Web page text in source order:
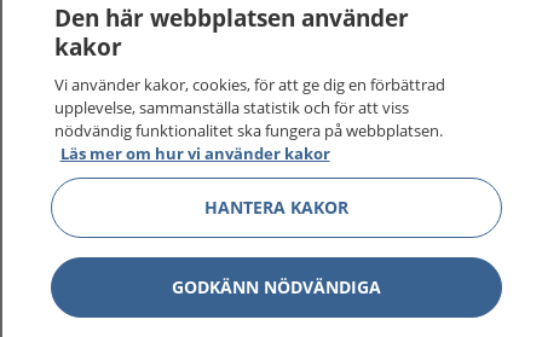
Den här webbplatsen använder
kakor
Vi använder kakor, cookies, för att ge dig en förbättrad
upplevelse, sammanställa statistik och för att viss
nödvändig funktionalitet ska fungera på webbplatsen.
Läs mer om hur vi använder kakor
HANTERA KAKOR
GODKÄNN NÖDVÄNDIGA